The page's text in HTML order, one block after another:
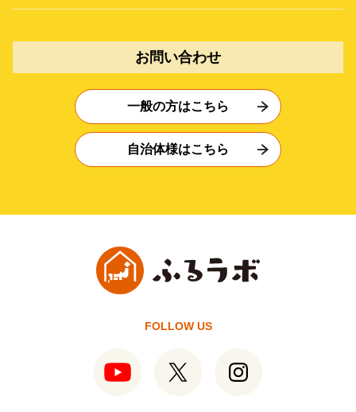
お問い合わせ
一般の方はこちら
自治体様はこちら
FOLLOW US